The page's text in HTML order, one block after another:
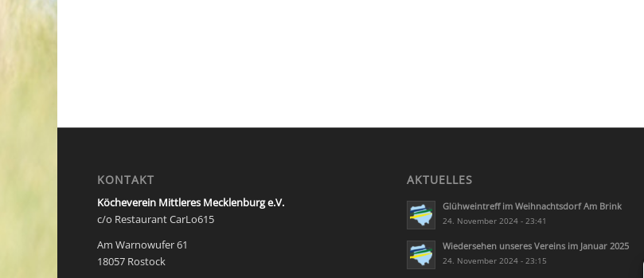
KONTAKT
Köcheverein Mittleres Mecklenburg e.V.
c/o Restaurant CarLo615
Am Warnowufer 61
18057 Rostock
AKTUELLES
Glühweintreff im Weihnachtsdorf Am Brink
24. November 2024 - 23:41
Wiedersehen unseres Vereins im Januar 2025
24. November 2024 - 23:15